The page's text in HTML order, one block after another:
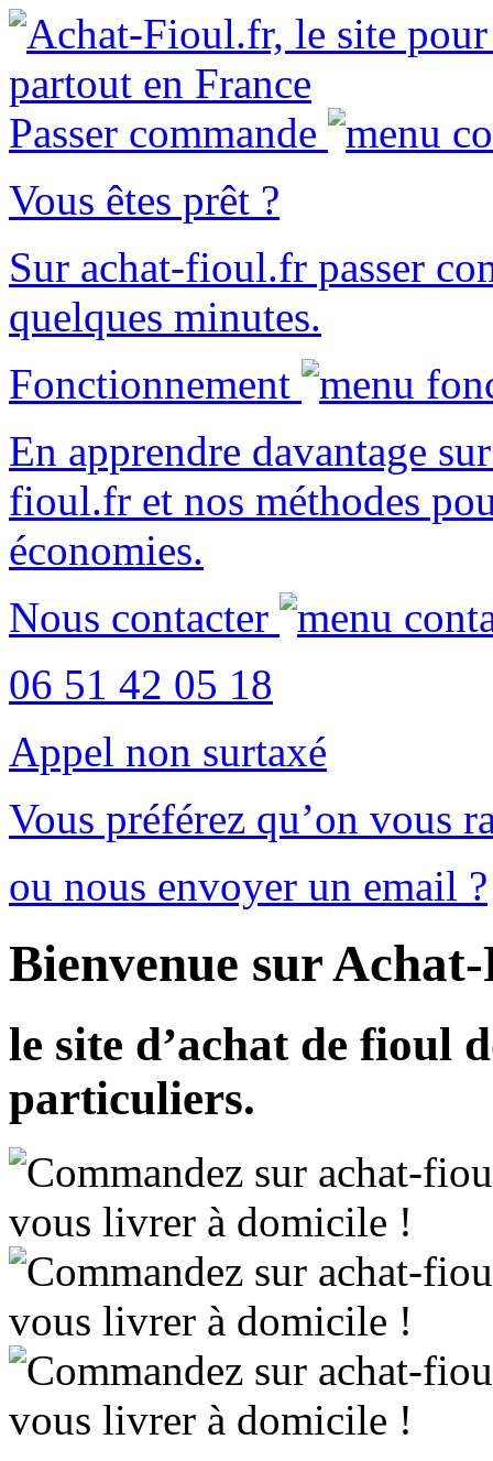
Passer commande
Vous êtes prêt ?
Sur achat-fioul.fr passer
quelques minutes.
Fonctionnement
En apprendre davantage
fioul.fr et nos méthodes
économies.
Nous contacter
06 51 42 05 18
Appel non surtaxé
Vous préférez qu’on vous
ou nous envoyer un email ?
Bienvenue sur
le site d’achat de fioul
particuliers.